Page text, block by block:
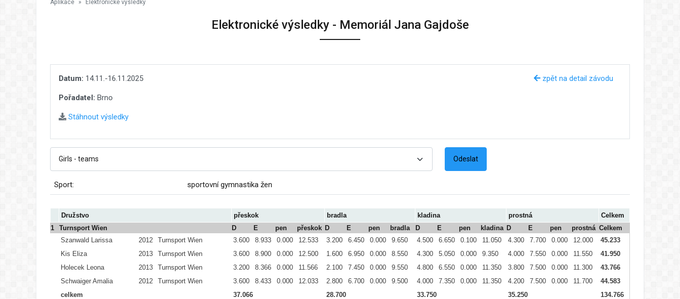
Aplikace Elektronické výsledky
Elektronické výsledky - Memoriál Jana Gajdoše
zpět na detail závodu
Datum: 14.11.-16.11.2025
Pořadatel: Brno
Stáhnout výsledky
Sport: sportovní gymnastika žen
Družstvo přeskok bradla kladina prostná
Celkem
1
Turnsport Wien D E pen přeskok D E pen bradla D E pen kladina D E pen prostná Celkem
Szanwald Larissa
2012 Turnsport Wien 3.600 8.933 0.000 12.533 3.200 6.450 0.000 9.650 4.500 6.650 0.100 11.050 4.300 7.700 0.000 12.000
45.233
Kis Eliza
2013 Turnsport Wien 3.600 8.900 0.000 12.500 1.600 6.950 0.000 8.550 4.300 5.050 0.000 9.350 4.000 7.550 0.000 11.550
41.950
Holecek Leona
2013 Turnsport Wien 3.200 8.366 0.000 11.566 2.100 7.450 0.000 9.550 4.800 6.550 0.000 11.350 3.800 7.500 0.000 11.300
43.766
Schwaiger Amalia
2012 Turnsport Wien 3.600 8.433 0.000 12.033 2.800 6.700 0.000 9.500 4.000 7.350 0.000 11.350 4.200 7.500 0.000 11.700
44.583
celkem
37.066 28.700 33.750 35.250
134.766